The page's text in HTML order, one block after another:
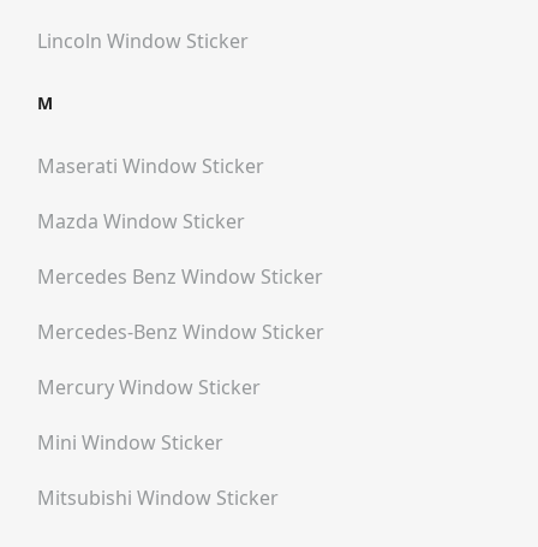
Lincoln Window Sticker
M
Maserati Window Sticker
Mazda Window Sticker
Mercedes Benz Window Sticker
Mercedes-Benz Window Sticker
MercuryWindow Sticker
Mini Window Sticker
Mitsubishi Window Sticker